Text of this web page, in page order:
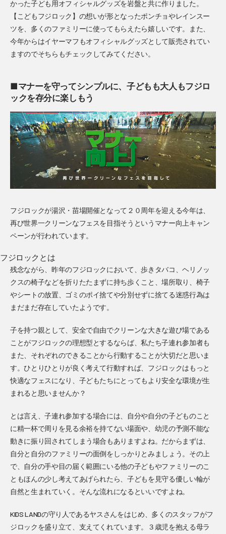
かった子ども用オフィシャルグッズを岩盤と共に作りました。
【こどもフジロック】の想いが形となったポンチョやレインスー
ツを、多くのファミリーに使ってもらえたら嬉しいです。また、
今年からはイヤーマフもオフィシャルグッズとして販売されてい
ますのでそちらもチェックしてみてください。
■マナーを守ってシンプルに、子どもも大人もフジロ
ックを存分に楽しもう
フジロックが湯沢・苗場開催となって２０周年を迎える今年は、
再び世界一クリーンなフェスを目指そうというマナー向上キャン
ペーンが行われています。
フジロックとは
残念ながら、昨年のフジロックにおいて、歩きタバコ、ヘリノッ
クスの椅子などを折りたたまずに持ち歩くこと、場所取り、椅子
やシートの放置、ゴミのポイ捨てや分別せずに捨てる迷惑行為は
まだまだ存在していたようです。
子を持つ親として、安全で自由でクリーンな大きな遊び場である
ことがフジロックの理想型とするならば、私たち子連れ参加者も
また、それぞれのできることから行動することが大切だと思いま
す。ひとりひとりが良く考えて行動すれば、フジロックはもっと
快適なフェスになり、子どもたちにとってもより安全な環境が生
まれると思いませんか？
とは言え、子連れ参加する場合には、自分や自分の子どものこと
に精一杯で周りを見る余裕を持てない場面や、幼児の予測不能な
動きに振り回されてしまう場合もありますよね。だからまずは、
自分と自分のファミリーの面倒をしっかりとみましょう。その上
で、自分の手や目の届く範囲にいる他の子どもやファミリーのこ
ともほんの少し考えてあげられたら、子どもを見守る優しい輪が
自然と生まれていく。そんな流れになるといいですよね。
KIDS LANDの守り人であるヤスさんをはじめ、多くのスタッフがフ
ジロックを盛り立て、支えてくれています。３歳児を抱える母ラ